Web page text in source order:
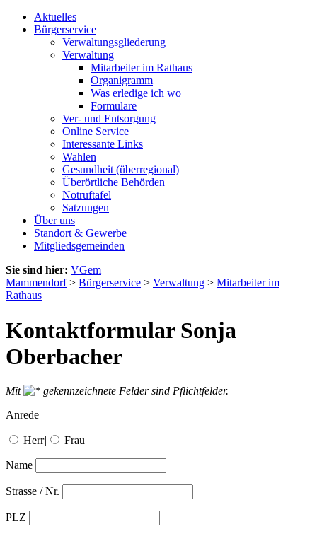
Aktuelles
Bürgerservice
Verwaltungsgliederung
Verwaltung
Mitarbeiter im Rathaus
Organigramm
Was erledige ich wo
Formulare
Ver- und Entsorgung
Online Service
Interessante Links
Wahlen
Gesundheit (überregional)
Überörtliche Behörden
Notruftafel
Satzungen
Über uns
Standort & Gewerbe
Mitgliedsgemeinden
Sie sind hier: VGem
Mammendorf> Bürgerservice > Verwaltung > Mitarbeiter im
Rathaus
Kontaktformular Sonja
Oberbacher
Mit
gekennzeichnete Felder sind Pflichtfelder.
Anrede
Herr| Frau
Name
Strasse / Nr.
PLZ